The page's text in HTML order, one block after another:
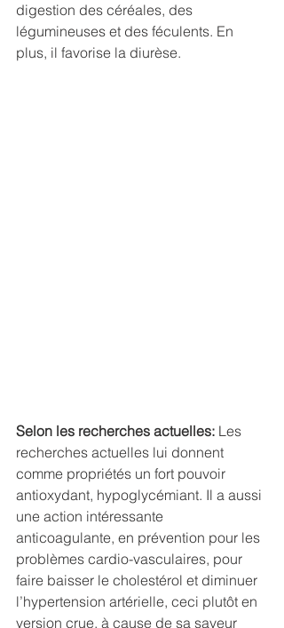
digestion des céréales, des
légumineuses et des féculents. En
plus, il favorise la diurèse.
Selon les recherches actuelles: Les
recherches actuelles lui donnent
comme propriétés un fort pouvoir
antioxydant, hypoglycémiant. Il a aussi
une action intéressante
anticoagulante, en prévention pour les
problèmes cardio-vasculaires, pour
faire baisser le cholestérol et diminuer
l’hypertension artérielle, ceci plutôt en
version crue, à cause de sa saveur